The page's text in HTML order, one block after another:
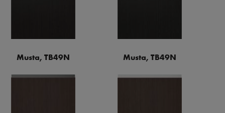
Musta, TB49N Musta, TB49N